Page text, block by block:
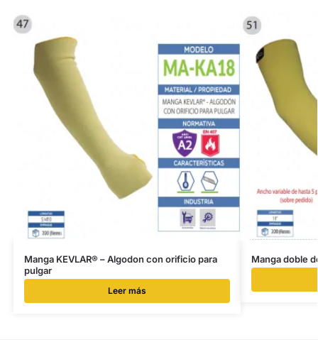
Manga KEVLAR® – Algodon con orificio para
pulgar
Leer más
Manga doble